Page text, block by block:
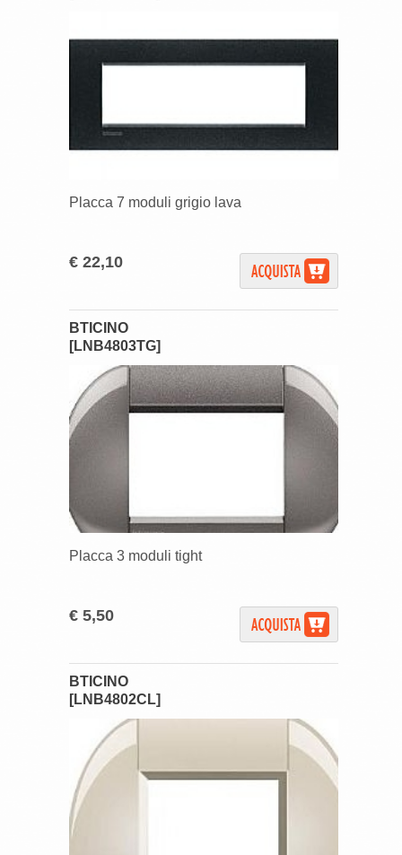
Placca 7 moduli grigio lava
€ 22,10
BTICINO
[LNB4803TG]
Placca 3 moduli tight
€ 5,50
BTICINO
[LNB4802CL]